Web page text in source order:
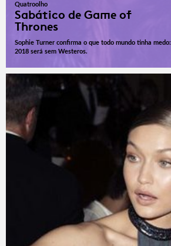
Quatroolho
Sabático de Game of
Thrones
Sophie Turner confirma o que todo mundo tinha medo:
2018 será sem Westeros.